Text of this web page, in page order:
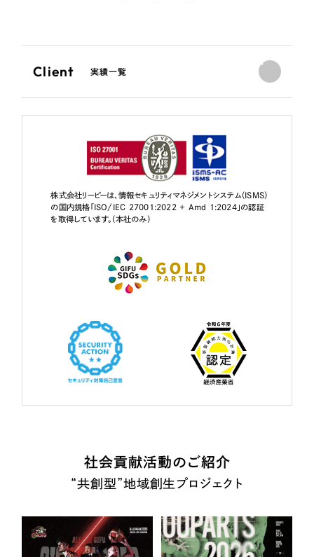
Client 実績一覧
株式会社リーピーは、情報セキュリティマネジメントシステム（ISMS）
の国内規格「ISO/IEC 27001:2022 + Amd 1:2024」の認証
を取得しています。（本社のみ）
社会貢献活動のご紹介
“共創型”地域創生プロジェクト